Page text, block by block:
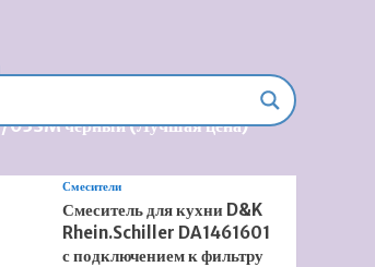
система встроенная Timo Briana
черный (Лучшая цена)
Смесители
Смеситель для кухни D&K
Rhein.Schiller DA1461601
с подключением к фильтру